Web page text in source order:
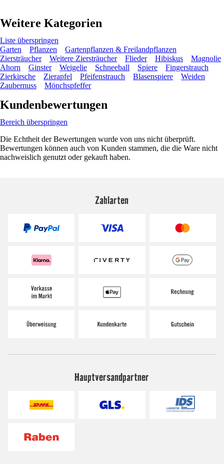
Weitere Kategorien
Liste überspringen
Garten
Pflanzen
Gartenpflanzen & Freilandpflanzen
Ziersträucher
Weitere Ziersträucher Flieder Hibiskus
Magnolie
Ahorn
Ginster Weigelie Schneeball Spiere
Fingerstrauch
Zierkirsche
Zierapfel Pfeifenstrauch Blasenspiere
Weiden
Zaubernuss
Mönchspfeffer
Kundenbewertungen
Bereich überspringen
Die Echtheit der Bewertungen wurde von uns nicht überprüft.
Bewertungen können auch von Kunden stammen, die die Ware nicht
nachweislich genutzt oder gekauft haben.
Zahlarten
Hauptversandpartner